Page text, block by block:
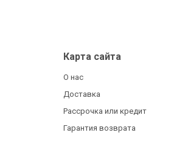
Карта сайта
О нас
Доставка
Рассрочка или кредит
Гарантия возврата